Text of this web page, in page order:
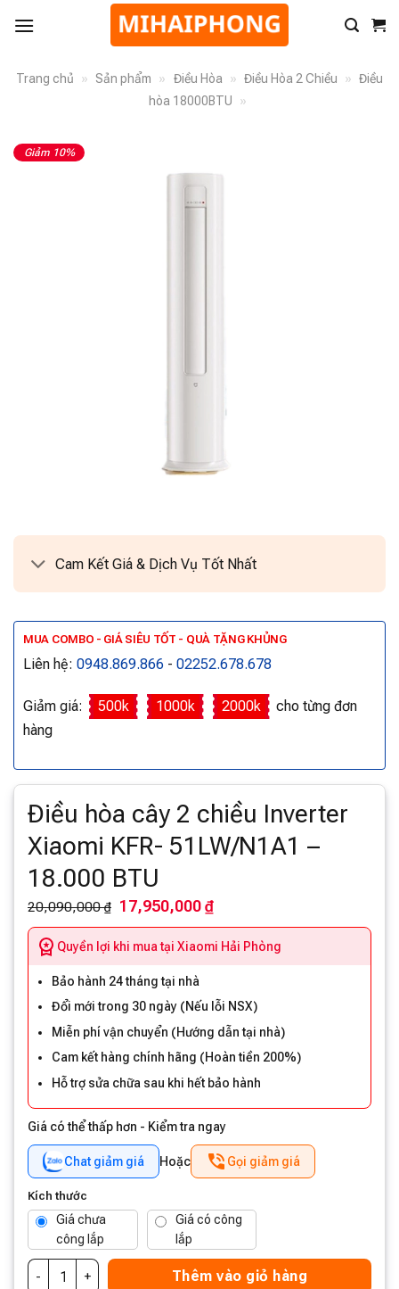
Trang chủ » Sản phẩm » Điều Hòa » Điều Hòa 2 Chiều » Điều
hòa 18000BTU
»
Giảm 10%
Cam Kết Giá & Dịch Vụ Tốt Nhất
MUA COMBO - GIÁ SIÊU TỐT - QUÀ TẶNG KHỦNG
Liên hệ: 0948.869.866 - 02252.678.678
Giảm giá: 500k 1000k 2000k
cho từng đơn
hàng
Điều hòa cây 2 chiều Inverter
Xiaomi KFR- 51LW/N1A1 –
18.000 BTU
20,090,000 ₫ 17,950,000 ₫
Quyền lợi khi mua tại Xiaomi Hải Phòng
Bảo hành 24 tháng tại nhà
Đổi mới trong 30 ngày (Nếu lỗi NSX)
Miễn phí vận chuyển (Hướng dẫn tại nhà)
Cam kết hàng chính hãng (Hoàn tiền 200%)
Hỗ trợ sửa chữa sau khi hết bảo hành
Giá có thể thấp hơn - Kiểm tra ngay
Chat giảm giá Hoặc Gọi giảm giá
Kích thước
Giá chưa
công lắp
Giá có công
lắp
Thêm vào giỏ hàng